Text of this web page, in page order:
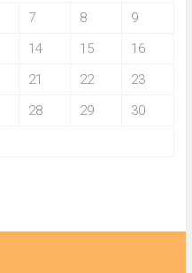
7 8
9
14 15
16
21 22
23
28 29
30